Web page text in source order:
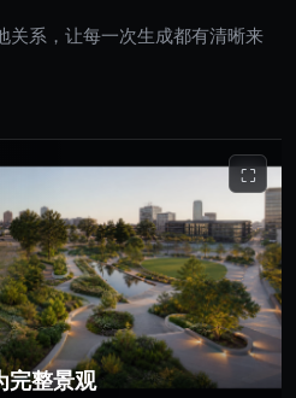
关系，让每一次生成都有清晰来
完整景观
⛶